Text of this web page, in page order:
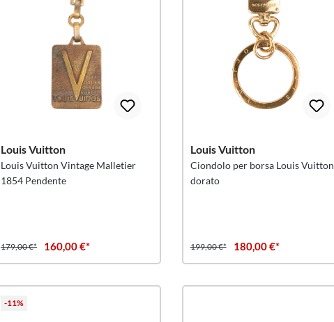
Louis Vuitton
Louis Vuitton Vintage Malletier
1854 Pendente
179,00 €* 160,00 €*
Louis Vuitton
Ciondolo per borsa Louis Vuitton
dorato
199,00 €* 180,00 €*
-11%